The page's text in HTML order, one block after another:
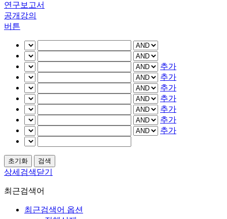
연구보고서
공개강의
버튼
추가
추가
추가
추가
추가
추가
추가
상세검색닫기
최근검색어
최근검색어 옵션